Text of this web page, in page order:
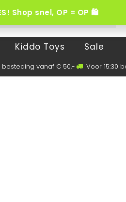
Kiddo Toys Sale
vanaf € 50,- Voor 15:30
Shop snel, OP = OP 🛍️